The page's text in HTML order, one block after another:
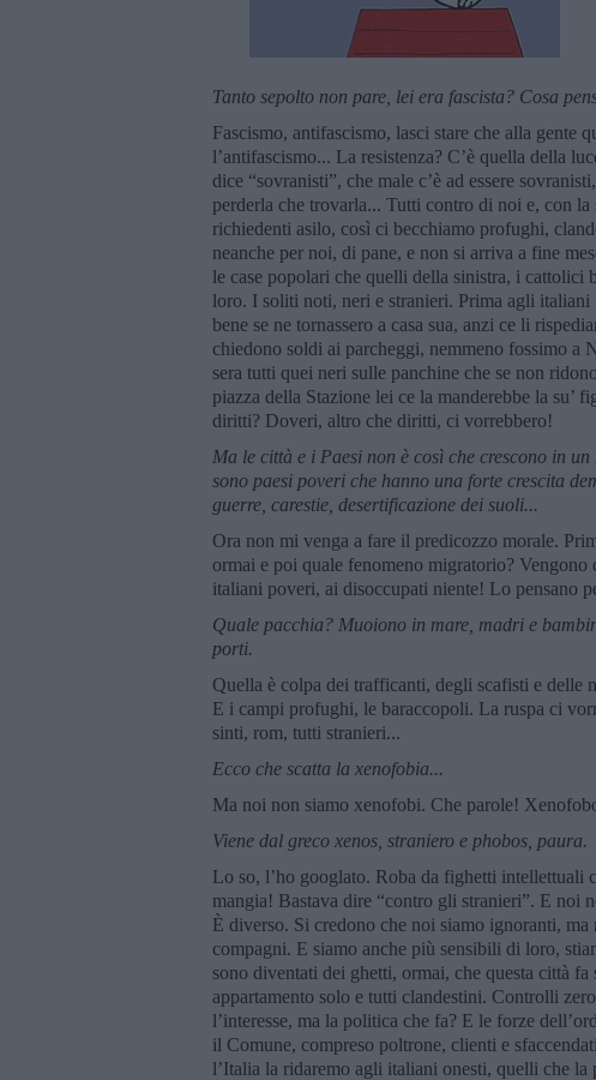
Tanto sepolto non pare, lei era fascista? Cosa
Fascismo, antifascismo, lasci stare che alla gente
l’antifascismo... La resistenza? C’è quella della
dice “sovranisti”, che male c’è ad essere
perderla che trovarla... Tutti contro di noi e, con
richiedenti asilo, così ci becchiamo profughi,
neanche per noi, di pane, e non si arriva a fine
le case popolari che quelli della sinistra, i cattolici
loro. I soliti noti, neri e stranieri. Prima agli
bene se ne tornassero a casa sua, anzi ce li
chiedono soldi ai parcheggi, nemmeno fossimo a
sera tutti quei neri sulle panchine che se non
piazza della Stazione lei ce la manderebbe la
diritti? Doveri, altro che diritti, ci vorrebbero!
Ma le città e i Paesi non è così che crescono in
sono paesi poveri che hanno una forte crescita
guerre, carestie, desertificazione dei suoli...
Ora non mi venga a fare il predicozzo morale.
ormai e poi quale fenomeno migratorio?
italiani poveri, ai disoccupati niente! Lo pensano
Quale pacchia? Muoiono in mare, madri e
porti.
Quella è colpa dei trafficanti, degli scafisti e delle
E i campi profughi, le baraccopoli. La ruspa ci
sinti, rom, tutti stranieri...
Ecco che scatta la xenofobia...
Ma noi non siamo xenofobi. Che parole!
Viene dal greco xenos, straniero e phobos, paura.
Lo so, l’ho googlato. Roba da fighetti intellettuali
mangia! Bastava dire “contro gli stranieri”. E noi
È diverso. Si credono che noi siamo ignoranti,
compagni. E siamo anche più sensibili di loro,
sono diventati dei ghetti, ormai, che questa città
appartamento solo e tutti clandestini. Controlli
l’interesse, ma la politica che fa? E le forze
il Comune, compreso poltrone, clienti e
l’Italia la ridaremo agli italiani onesti, quelli che